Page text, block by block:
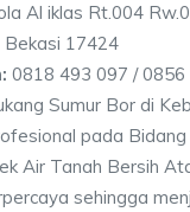
Al iklas Rt.004
Bekasi 17424
0818 493 097 /
Sumur Bor di
pada
Air Tanah Bersih
sehingga